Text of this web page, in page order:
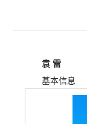
袁 雷
基本信息